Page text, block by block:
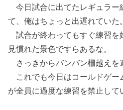
今日試合に出てたレギュラー
て、俺はちょっと出遅れていた。
試合が終わってもすぐ練習を
見慣れた景色ですらあるな。
さっきからバンバン柵越えを
これでも今日はコールドゲー
が全員に過度な練習を禁止して